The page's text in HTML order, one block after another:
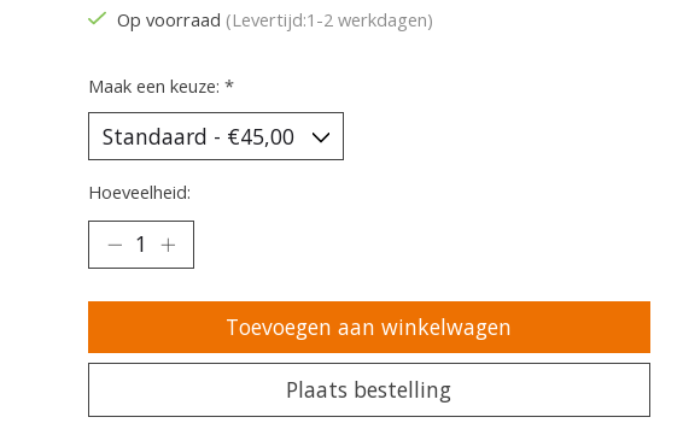
Op voorraad (Levertijd:1-2 werkdagen)
Maak een keuze: *
Hoeveelheid:
Toevoegen aan winkelwagen
Plaats bestelling